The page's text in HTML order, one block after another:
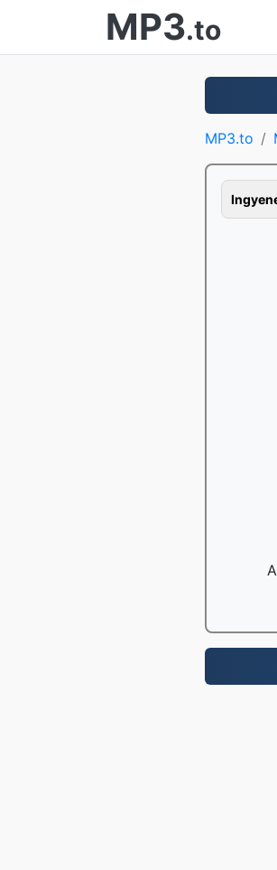
MP3.to
MP3.to